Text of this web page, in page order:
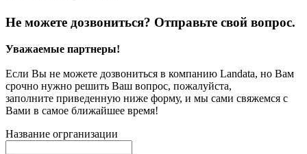
Не можете дозвониться? Отправьте свой вопрос.
Уважаемые партнеры!
Если Вы не можете дозвониться в компанию Landata, но Вам
срочно нужно решить Ваш вопрос, пожалуйста,
заполните приведенную ниже форму, и мы сами свяжемся с
Вами в самое ближайшее время!
Название огрганизации